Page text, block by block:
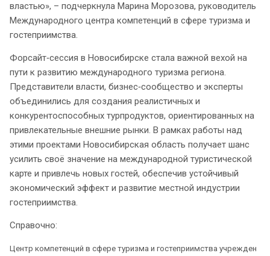
властью», – подчеркнула Марина Морозова, руководитель
Международного центра компетенций в сфере туризма и
гостеприимства.
Форсайт‑сессия в Новосибирске стала важной вехой на
пути к развитию международного туризма региона.
Представители власти, бизнес‑сообщество и эксперты
объединились для создания реалистичных и
конкурентоспособных турпродуктов, ориентированных на
привлекательные внешние рынки. В рамках работы над
этими проектами Новосибирская область получает шанс
усилить своё значение на международной туристической
карте и привлечь новых гостей, обеспечив устойчивый
экономический эффект и развитие местной индустрии
гостеприимства.
Справочно:
Центр компетенций в сфере туризма и гостеприимства учрежден